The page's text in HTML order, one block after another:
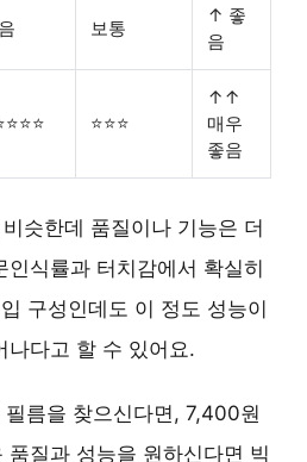
보통
↑ 좋
음
⭐⭐⭐
↑↑
매우
좋음
슷한데 품질이나 기능은 더
인식률과 터치감에서 확실히
구성인데도 이 정도 성능이
나다고 할 수 있어요.
름을 찾으신다면, 7,400원
품질과 성능을 원하신다면 빅